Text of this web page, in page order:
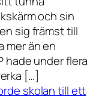
och sin
sig främst till
mer än en
hade under flera
[…]
skolan till ett